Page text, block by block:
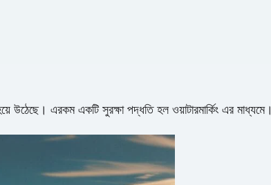
হয়ে উঠেছে। এরকম একটি সুরক্ষা পদ্ধতি হল ওয়াটারমার্কিং এর মাধ্যমে।